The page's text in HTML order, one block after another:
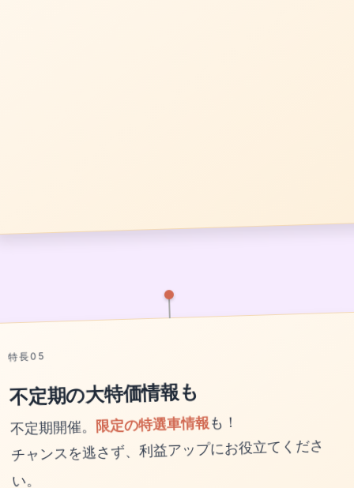
不定期の大特価情報も
不定期開催。限定の特選車情報も！
チャンスを逃さず、利益アップにお役立てくださ